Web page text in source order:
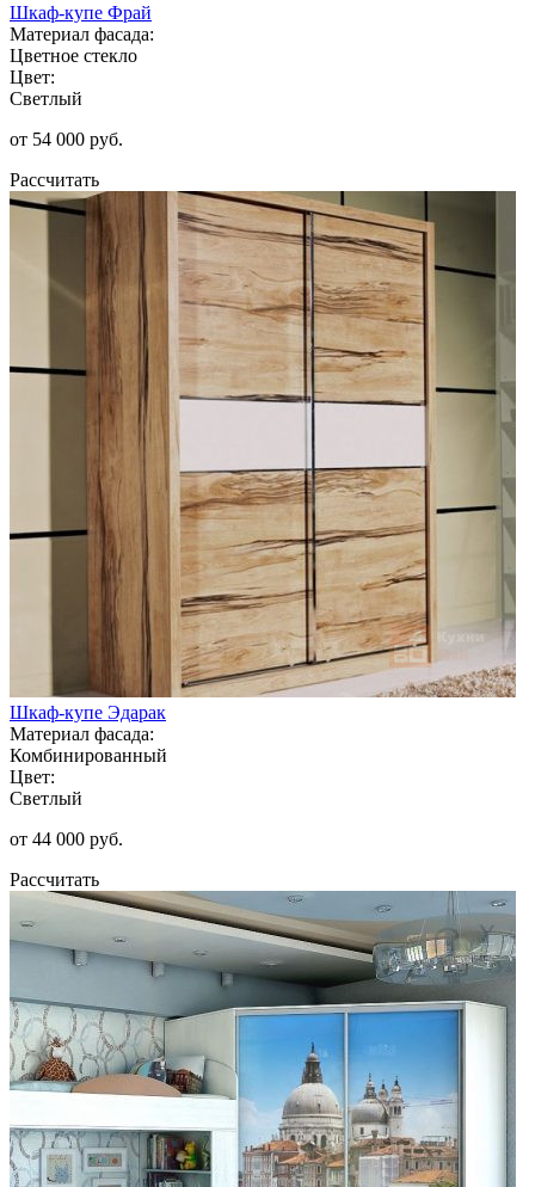
Шкаф-купе Фрай
Материал фасада:
Цветное стекло
Цвет:
Светлый
от 54 000 руб.
Рассчитать
Шкаф-купе Эдарак
Материал фасада:
Комбинированный
Цвет:
Светлый
от 44 000 руб.
Рассчитать